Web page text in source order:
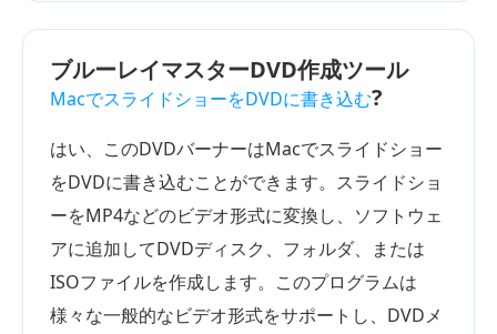
ブルーレイマスターDVD作成ツール
MacでスライドショーをDVDに書き込む?
はい、このDVDバーナーはMacでスライドショー
をDVDに書き込むことができます。スライドショ
ーをMP4などのビデオ形式に変換し、ソフトウェ
アに追加してDVDディスク、フォルダ、または
ISOファイルを作成します。このプログラムは
様々な一般的なビデオ形式をサポートし、DVDメ